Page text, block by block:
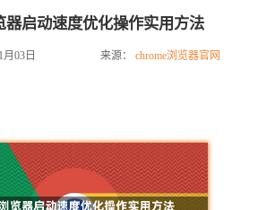
器启动速度优化操作实用方法
03日 来源： chrome浏览器官网